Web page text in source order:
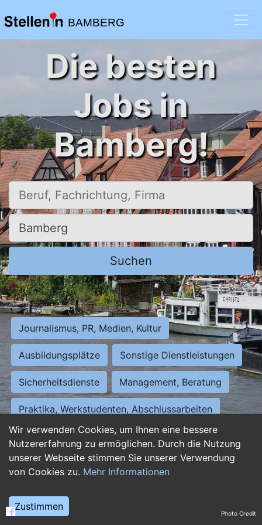
BAMBERG
Wir verwenden Cookies, um Ihnen eine bessere
Nutzererfahrung zu ermöglichen. Durch die Nutzung
unserer Webseite stimmen Sie unserer Verwendung
von Cookies zu. Mehr Informationen
Zustimmen
Die besten
Jobs in
Bamberg!
Beruf, Fachrichtung, Firma
Ort, Stadt
Suchen
Journalismus, PR, Medien, Kultur
Ausbildungsplätze Sonstige Dienstleistungen
Sicherheitsdienste Management, Beratung
Praktika, Werkstudenten, Abschlussarbeiten
Personalwesen Assistenz, Sekretariat
Hilfskräfte, Aushilfs- und Nebenjobs
Weiterbildung, Studium, duale Ausbildung Photo Credit